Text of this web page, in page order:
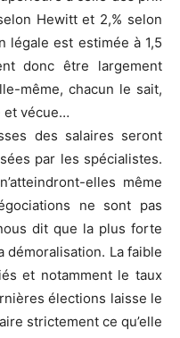
Hewitt et 2,% selon
légale est estimée à 1,5
donc être largement
même, chacun le sait,
et vécue…
des salaires seront
par les spécialistes.
elles même
ne sont pas
dit que la plus forte
démoralisation. La faible
et notamment le taux
élections laisse le
strictement ce qu’elle